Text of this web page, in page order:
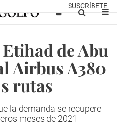
SUSCRÍBETE
de Abu
Airbus A380
rutas
la demanda se recupere
meses de 2021